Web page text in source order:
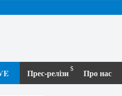
Прес-релізи Про нас